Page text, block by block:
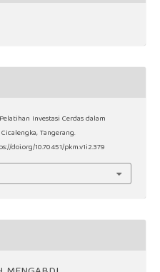
Investasi Cerdas dalam
Tangerang.
doi.org/10.70451/pkm.v1i2.379